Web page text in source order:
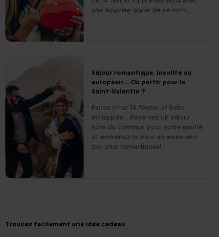
une surprise digne de ce nom...
Séjour romantique, insolite ou
européen… Où partir pour la
Saint-Valentin ?
Faites rimer 14 février et belle
échappée... Réservez un séjour
hors du commun pour votre moitié
et emmenez-la vivre un week-end
des plus romantiques!
Trouvez facilement une idée cadeau